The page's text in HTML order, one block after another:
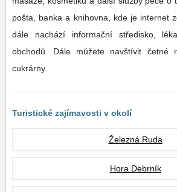
pošta, banka a knihovna, kde je internet
dále nachází informační středisko,
obchodů. Dále můžete navštívit četné
cukrárny.
Turistické zajímavosti v okolí
Železná Ruda
Hora Debrník